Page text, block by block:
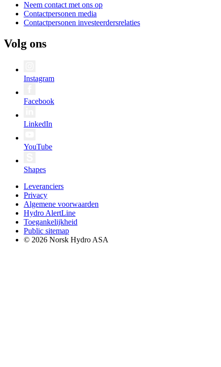
Neem contact met ons op
Contactpersonen media
Contactpersonen investeerdersrelaties
Volg ons
Instagram
Facebook
LinkedIn
YouTube
Shapes
Leveranciers
Privacy
Algemene voorwaarden
Hydro AlertLine
Toegankelijkheid
Public sitemap
© 2026 Norsk Hydro ASA